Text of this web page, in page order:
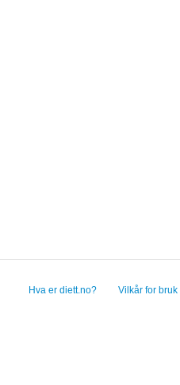
Hva er diett.no? Vilkår for bruk